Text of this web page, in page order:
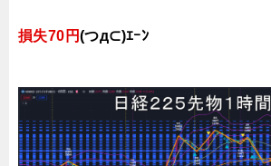
損失70円(つд⊂)ｴｰﾝ